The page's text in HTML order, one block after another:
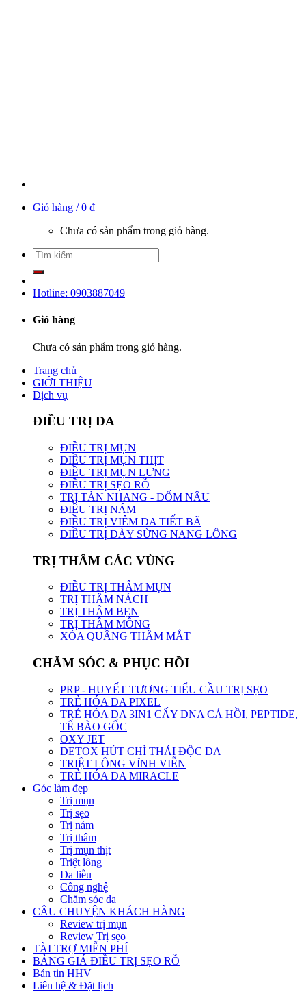
Giỏ hàng /0 ₫
Chưa có sản phẩm trong giỏ hàng.
Hotline: 0903887049
Giỏ hàng
Chưa có sản phẩm trong giỏ hàng.
Trang chủ
GIỚI THIỆU
Dịch vụ
ĐIỀU TRỊ DA
ĐIỀU TRỊ MỤN
ĐIỀU TRỊ MỤN THỊT
ĐIỀU TRỊ MỤN LƯNG
ĐIỀU TRỊ SẸO RỖ
TRỊ TÀN NHANG - ĐỐM NÂU
ĐIỀU TRỊ NÁM
ĐIỀU TRỊ VIÊM DA TIẾT BÃ
ĐIỀU TRỊ DÀY SỪNG NANG LÔNG
TRỊ THÂM CÁC VÙNG
ĐIỀU TRỊ THÂM MỤN
TRỊ THÂM NÁCH
TRỊ THÂM BẸN
TRỊ THÂM MÔNG
XÓA QUẦNG THÂM MẮT
CHĂM SÓC & PHỤC HỒI
PRP - HUYẾT TƯƠNG TIỂU CẦU TRỊ SẸO
TRẺ HÓA DA PIXEL
TRẺ HÓA DA 3IN1 CẤY DNA CÁ HỒI, PEPTIDE,
TẾ BÀO GỐC
OXY JET
DETOX HÚT CHÌ THẢI ĐỘC DA
TRIỆT LÔNG VĨNH VIỄN
TRẺ HÓA DA MIRACLE
Góc làm đẹp
Trị mụn
Trị sẹo
Trị nám
Trị thâm
Trị mụn thịt
Triệt lông
Da liễu
Công nghệ
Chăm sóc da
CÂU CHUYỆN KHÁCH HÀNG
Review trị mụn
Review Trị sẹo
TÀI TRỢ MIỄN PHÍ
BẢNG GIÁ ĐIỀU TRỊ SẸO RỖ
Bản tin HHV
Liên hệ & Đặt lịch